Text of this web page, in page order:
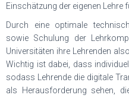
Einschätzung der eigenen Lehre
Durch eine optimale
sowie Schulung der
Universitäten ihre Lehrenden
Wichtig ist dabei, dass
sodass Lehrende die digitale
als Herausforderung sehen,